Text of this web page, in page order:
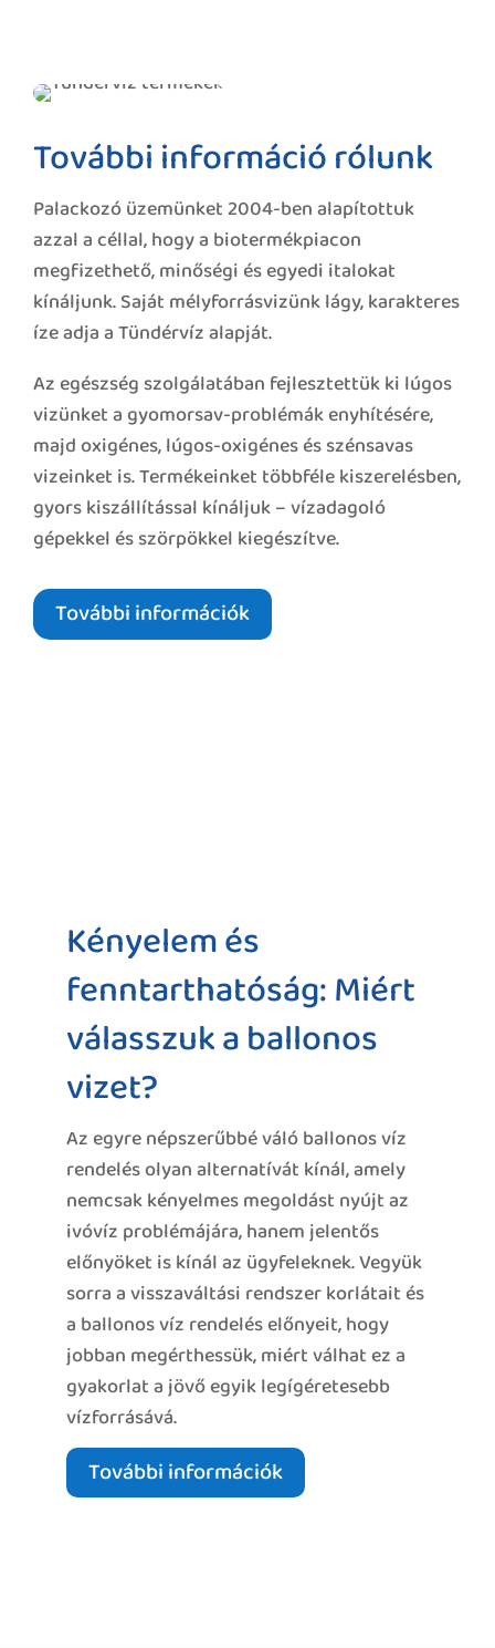
További információ rólunk
Palackozó üzemünket 2004-ben alapítottuk
azzal a céllal, hogy a biotermékpiacon
megfizethető, minőségi és egyedi italokat
kínáljunk. Saját mélyforrásvizünk lágy, karakteres
íze adja a Tündérvíz alapját.
Az egészség szolgálatában fejlesztettük ki lúgos
vizünket a gyomorsav-problémák enyhítésére,
majd oxigénes, lúgos-oxigénes és szénsavas
vizeinket is. Termékeinket többféle kiszerelésben,
gyors kiszállítással kínáljuk – vízadagoló
gépekkel és szörpökkel kiegészítve.
További információk
Kényelem és
fenntarthatóság: Miért
válasszuk a ballonos
vizet?
Az egyre népszerűbbé váló ballonos víz
rendelés olyan alternatívát kínál, amely
nemcsak kényelmes megoldást nyújt az
ivóvíz problémájára, hanem jelentős
előnyöket is kínál az ügyfeleknek. Vegyük
sorra a visszaváltási rendszer korlátait és
a ballonos víz rendelés előnyeit, hogy
jobban megérthessük, miért válhat ez a
gyakorlat a jövő egyik legígéretesebb
vízforrásává.
További információk